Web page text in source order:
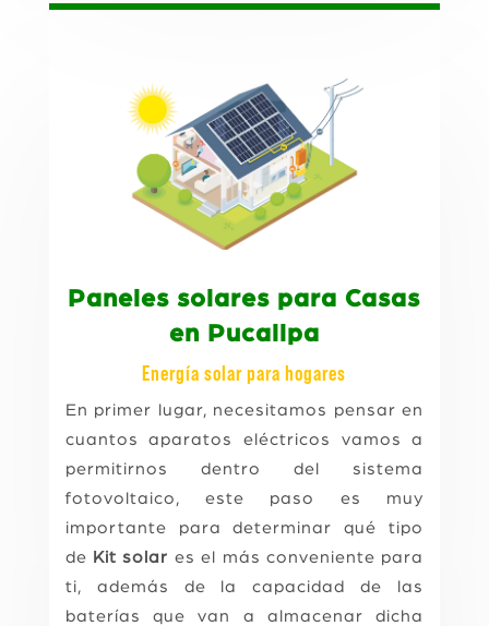
Paneles solares para Casas
en Pucallpa
Energía solar para hogares
En primer lugar, necesitamos pensar en
cuantos aparatos eléctricos vamos a
permitirnos dentro del sistema
fotovoltaico, este paso es muy
importante para determinar qué tipo
de Kit solar es el más conveniente para
ti, además de la capacidad de las
baterías que van a almacenar dicha